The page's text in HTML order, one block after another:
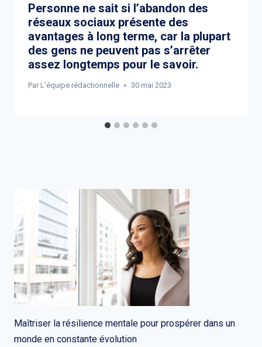
Personne ne sait si l’abandon des
réseaux sociaux présente des
avantages à long terme, car la plupart
des gens ne peuvent pas s’arrêter
assez longtemps pour le savoir.
Par L'équipe rédactionnelle 30 mai 2023
Maîtriser la résilience mentale pour prospérer dans un
monde en constante évolution